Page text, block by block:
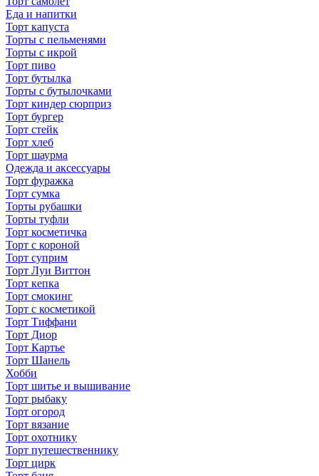
Еда и напитки
Торт капуста
Торты с пельменями
Торты с икрой
Торт пиво
Торт бутылка
Торты с бутылочками
Торт киндер сюрприз
Торт бургер
Торт стейк
Торт хлеб
Торт шаурма
Одежда и аксессуары
Торт фуражка
Торт сумка
Торты рубашки
Торты туфли
Торт косметичка
Торт с короной
Торт суприм
Торт Луи Виттон
Торт кепка
Торт смокинг
Торт с косметикой
Торт Тиффани
Торт Диор
Торт Картье
Торт Шанель
Хобби
Торт шитье и вышивание
Торт рыбаку
Торт огород
Торт вязание
Торт охотнику
Торт путешественнику
Торт цирк